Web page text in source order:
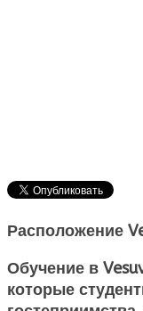
Расположение
Обучение в
которые